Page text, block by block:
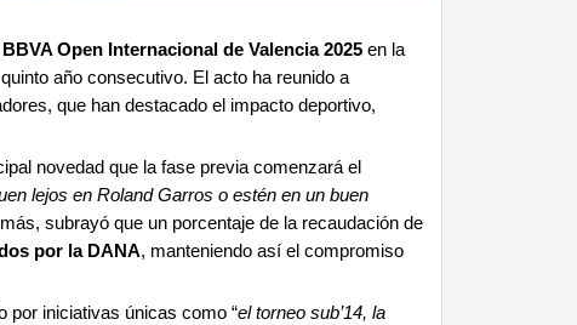
Open Internacional de Valencia 2025 en la
año consecutivo. El acto ha reunido a
que han destacado el impacto deportivo,
novedad que la fase previa comenzará el
lejos en Roland Garros o estén en un buen
subrayó que un porcentaje de la recaudación de
por la DANA, manteniendo así el compromiso
por iniciativas únicas como “el torneo sub’14, la